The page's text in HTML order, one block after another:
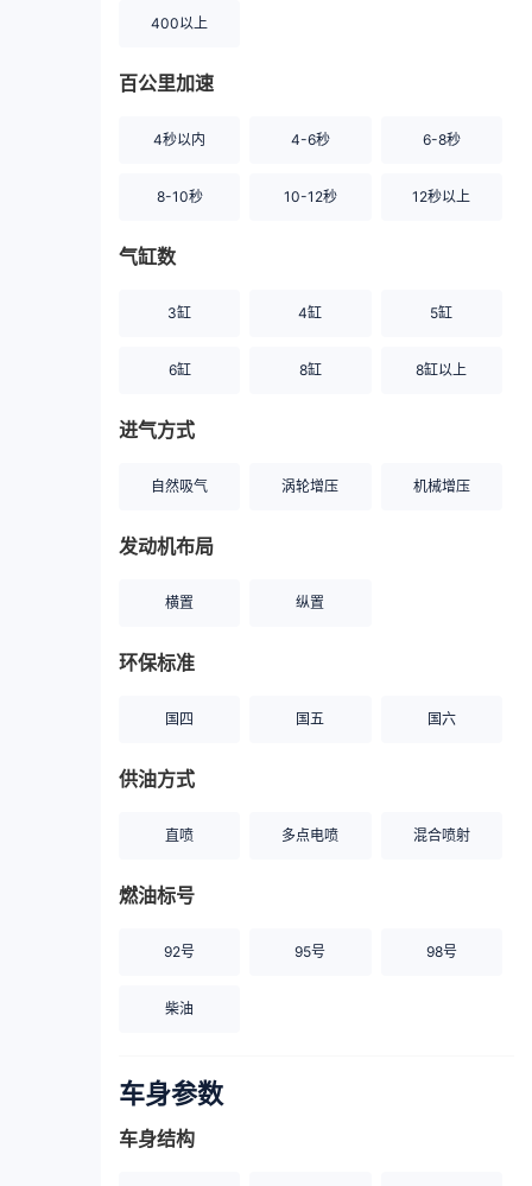
400以上
百公里加速
4秒以内 4-6秒 6-8秒
8-10秒 10-12秒 12秒以上
气缸数
3缸 4缸 5缸
6缸 8缸 8缸以上
进气方式
自然吸气 涡轮增压 机械增压
发动机布局
横置 纵置
环保标准
国四 国五 国六
供油方式
直喷 多点电喷 混合喷射
燃油标号
92号 95号 98号
柴油
车身参数
车身结构